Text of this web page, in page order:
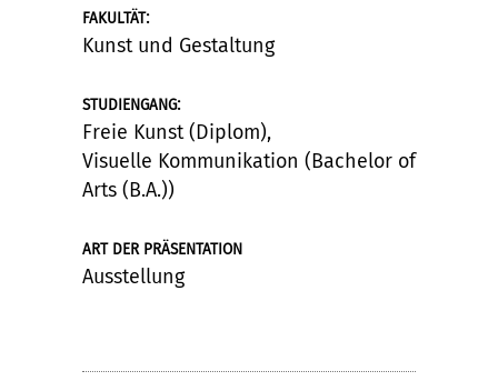
FAKULTÄT:
Kunst und Gestaltung
STUDIENGANG:
Freie Kunst (Diplom),
Visuelle Kommunikation (Bachelor of
Arts (B.A.))
ART DER PRÄSENTATION
Ausstellung